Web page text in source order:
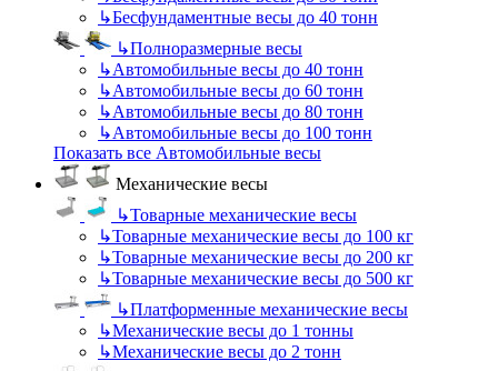
↳Бесфундаментные весы до 40 тонн
↳Полноразмерные весы
↳Автомобильные весы до 40 тонн
↳Автомобильные весы до 60 тонн
↳Автомобильные весы до 80 тонн
↳Автомобильные весы до 100 тонн
Показать все Автомобильные весы
Механические весы
↳Товарные механические весы
↳Товарные механические весы до 100 кг
↳Товарные механические весы до 200 кг
↳Товарные механические весы до 500 кг
↳Платформенные механические весы
↳Механические весы до 1 тонны
↳Механические весы до 2 тонн